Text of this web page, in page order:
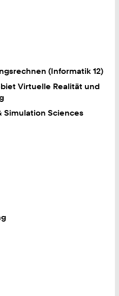
(Informatik 12)
Virtuelle Realität und
Simulation Sciences